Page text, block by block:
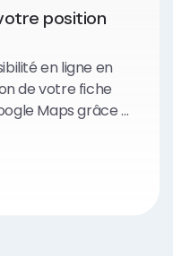
position
en ligne en
de votre fiche
Maps grâce à